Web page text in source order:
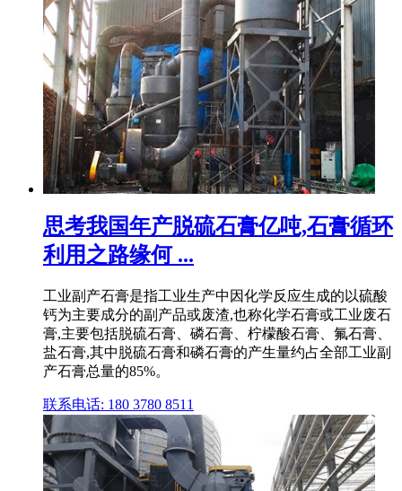
思考我国年产脱硫石膏亿吨,石膏循环
利用之路缘何 ...
工业副产石膏是指工业生产中因化学反应生成的以硫酸
钙为主要成分的副产品或废渣,也称化学石膏或工业废石
膏,主要包括脱硫石膏、磷石膏、柠檬酸石膏、氟石膏、
盐石膏,其中脱硫石膏和磷石膏的产生量约占全部工业副
产石膏总量的85%。
联系电话: 180 3780 8511